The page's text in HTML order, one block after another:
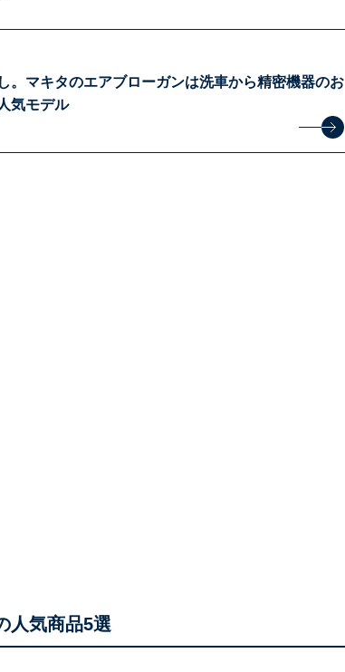
。マキタのエアブローガンは洗車から精密機器のお
気モデル
人気商品5選